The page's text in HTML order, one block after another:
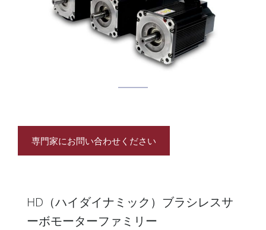
専門家にお問い合わせください
HD（ハイダイナミック）ブラシレスサ
ーボモーターファミリー